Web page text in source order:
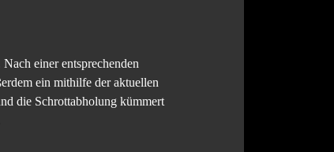
einer entsprechenden
ein mithilfe der aktuellen
die Schrottabholung kümmert